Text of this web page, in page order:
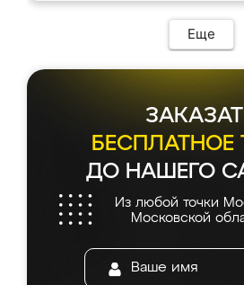
Еще
БЕСПЛАТНОЕ
ДО НАШЕГО
Из любой точки
Московской